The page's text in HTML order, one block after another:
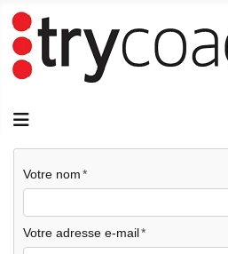
Votre nom
Votre adresse e-mail